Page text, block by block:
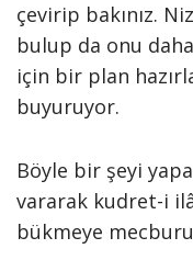
çevirip bakınız.
bulup da onu
için bir plan
buyuruyor.
Böyle bir şeyi
vararak kudret-i
bükmeye